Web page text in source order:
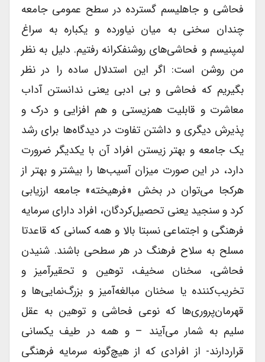
فحاشی و جاهلیسم گسترده در سطح عمومی جامعه
چندان سخنی به میان نیاورده و یکباره به سراغ
لمپنیسم و فحاشی‌های روشنفکرانه رفتیم. دلیل به نظر
من روشن است: اگر این استدلال ساده را در نظر
بگیریم که فحاشی و بی ادبی یعنی ندانستن آداب
معاشرت و قابلیت همزیستی و هم افزایی و درک و
پذیرش دیگری و داشتن تفاوت در دیدگاه‌ها برای رشد
یک جامعه و بهتر زیستن افراد آن با یکدیگر ضرورت
دارد، در این صورت میزان آسیب‌ها را بیشتر و بهتر از
هرکجا می‌توان در بخش «فرهیخته» جامعه ارزیابی
کرد و سنجید یعنی تحصیل‌کردگان، افراد دارای سرمایه
فرهنگی و اجتماعی نسبتا بالا و همه کسانی که قاعدتا
مسلح به سلاح فرهنگ در هر سطحی باشند. شنیدن
فحاشی، سخنان سخیف، توهین و تحقیر‌آمیز و
تخریب‌کننده یا سخنان مبالغه‌آمیز و بزرگ‌نمایی‌ها و
قهرمان‌پروری‌ها که نوعی فحاشی و توهین به عقل
سلیم به شمار می‌آیند – و همه در طیف یکسانی
قراردارند- از افرادی که از هیچ‌گونه سرمایه فرهنگی